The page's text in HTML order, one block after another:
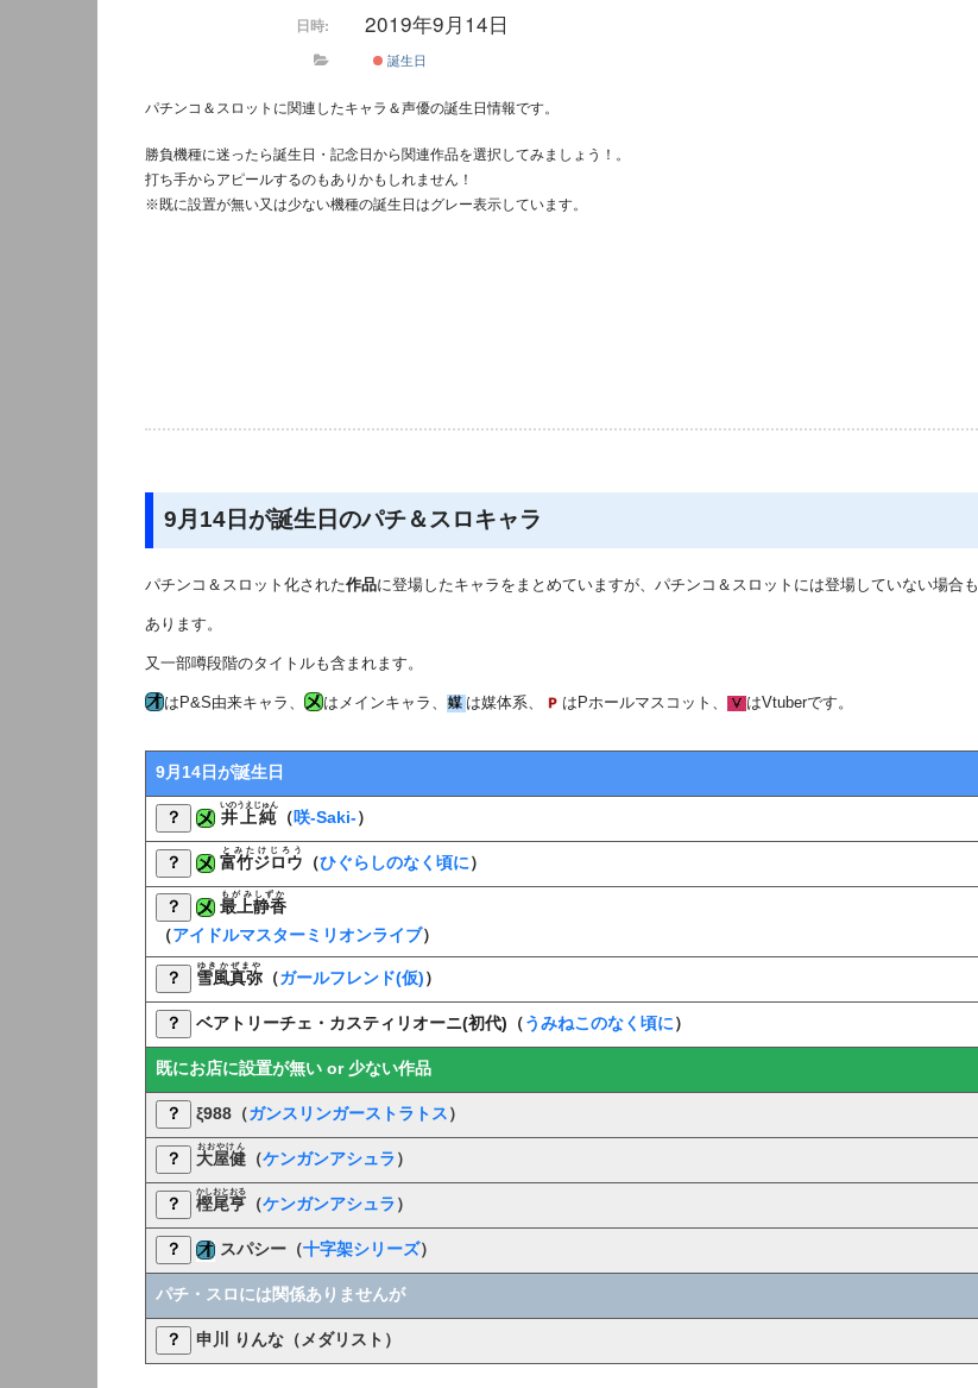
日時: 2019年9月14日
誕生日
パチンコ＆スロットに関連したキャラ＆声優の誕生日情報です。
勝負機種に迷ったら誕生日・記念日から関連作品を選択してみましょう！。
打ち手からアピールするのもありかもしれません！
※既に設置が無い又は少ない機種の誕生日はグレー表示しています。
9月14日が誕生日のパチ＆スロキャラ
パチンコ＆スロット化された作品に登場したキャラをまとめていますが、パチンコ＆スロットには登場していない場合も
あります。
又一部噂段階のタイトルも含まれます。
はP&S由来キャラ、 はメインキャラ、 は媒体系、 はPホールマスコット、 はVtuberです。
9月14日が誕生日
？ 井上純
いのうえじゅん
（咲-Saki-）
？ 富竹ジロウ
とみたけじろう
（ひぐらしのなく頃に）
？ 最上静香
もがみしずか
（アイドルマスターミリオンライブ）
？ 雪風真弥
ゆきかぜまや
（ガールフレンド(仮) ）
？ ベアトリーチェ・カスティリオーニ(初代) （ うみねこのなく頃に）
既にお店に設置が無い or 少ない作品
？ ξ988（ガンスリンガーストラトス ）
？ 大屋健
おおやけん
（ケンガンアシュラ ）
？ 樫尾亨
かしおとおる
（ケンガンアシュラ ）
？ スパシー（十字架シリーズ）
パチ・スロには関係ありませんが
？ 申川 りんな（メダリスト）